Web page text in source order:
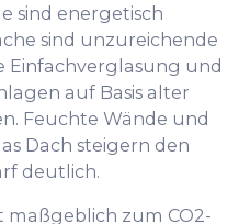
sind energetisch
sind unzureichende
Einfachverglasung und
auf Basis alter
Feuchte Wände und
Dach steigern den
deutlich.
zum CO2-